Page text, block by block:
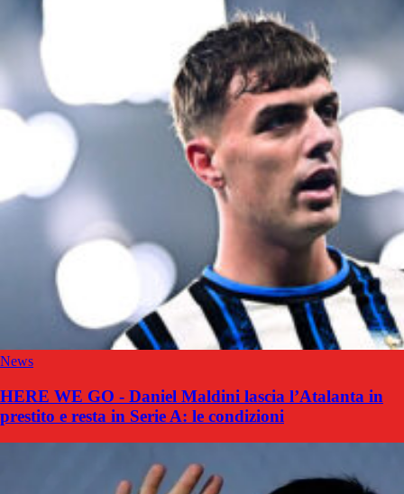
News
HERE WE GO - Daniel Maldini lascia l’Atalanta in
prestito e resta in Serie A: le condizioni